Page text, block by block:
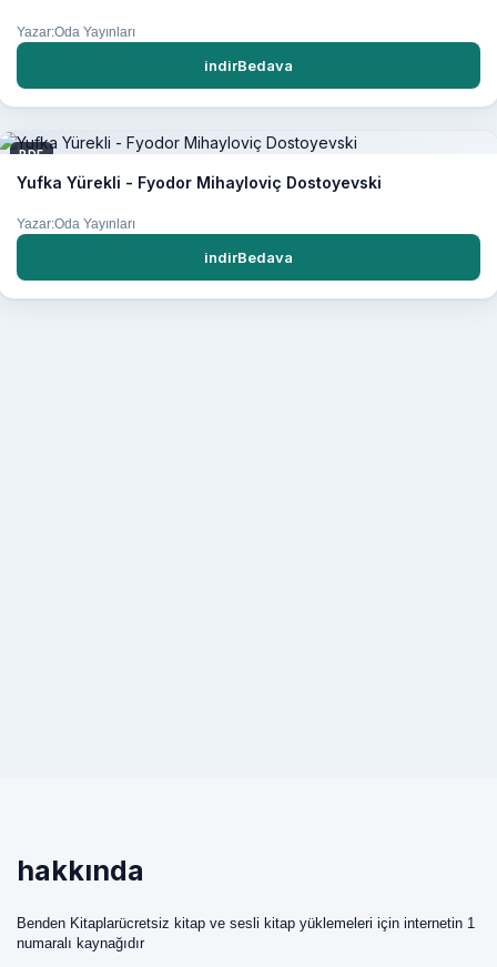
Yazar:Oda Yayınları
indirBedava
PDF
Yufka Yürekli - Fyodor Mihayloviç Dostoyevski
Yazar:Oda Yayınları
indirBedava
hakkında
Benden Kitaplarücretsiz kitap ve sesli kitap yüklemeleri için internetin 1
numaralı kaynağıdır